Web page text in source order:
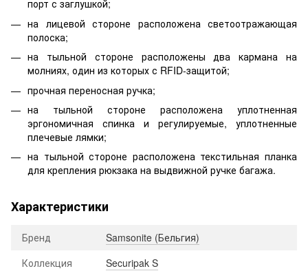
порт с заглушкой;
на лицевой стороне расположена светоотражающая
полоска;
на тыльной стороне расположены два кармана на
молниях, один из которых с RFID-защитой;
прочная переносная ручка;
на тыльной стороне расположена уплотненная
эргономичная спинка и регулируемые, уплотненные
плечевые лямки;
на тыльной стороне расположена текстильная планка
для крепления рюкзака на выдвижной ручке багажа.
Характеристики
Бренд
Samsonite (Бельгия)
Коллекция
Securipak S